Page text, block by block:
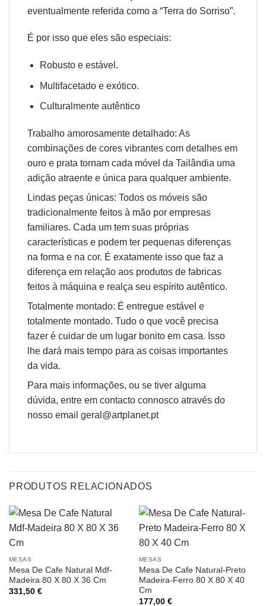
eventualmente referida como a “Terra do Sorriso”.
É por isso que eles são especiais:
Robusto e estável.
Multifacetado e exótico.
Culturalmente autêntico
Trabalho amorosamente detalhado: As
combinações de cores vibrantes com detalhes em
ouro e prata tornam cada móvel da Tailândia uma
adição atraente e única para qualquer ambiente.
Lindas peças únicas: Todos os móveis são
tradicionalmente feitos à mão por empresas
familiares. Cada um tem suas próprias
características e podem ter pequenas diferenças
na forma e na cor. É exatamente isso que faz a
diferença em relação aos produtos de fabricas
feitos à máquina e realça seu espírito autêntico.
Totalmente montado: É entregue estável e
totalmente montado. Tudo o que você precisa
fazer é cuidar de um lugar bonito em casa. Isso
lhe dará mais tempo para as coisas importantes
da vida.
Para mais informações, ou se tiver alguma
dúvida, entre em contacto connosco através do
nosso email geral@artplanet.pt
PRODUTOS RELACIONADOS
MESAS
Mesa De Cafe Natural Mdf-
Madeira 80 X 80 X 36 Cm
331,50 €
MESAS
Mesa De Cafe Natural-Preto
Madeira-Ferro 80 X 80 X 40
Cm
177,00 €